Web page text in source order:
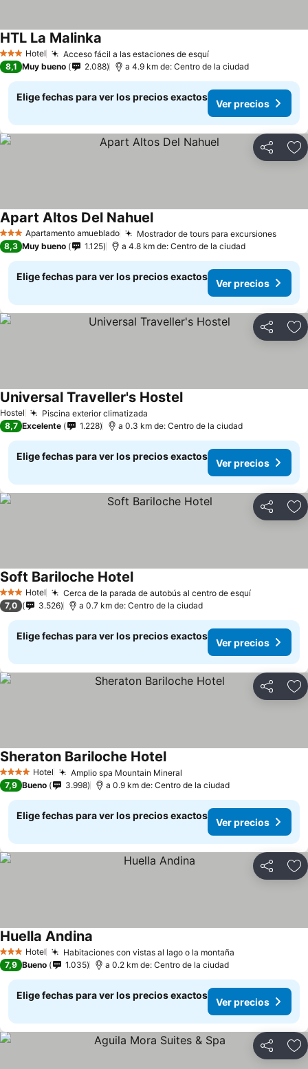
3 Estrellas
Hotel Acceso fácil a las estaciones de esquíVer precios
HTL La Malinka
8,1 Muy bueno 2.088 a 4.9 km de: Centro de la ciudad
Elige fechas para ver los precios exactos
Ver precios
Compartir
3 EstrellasApartamento amueblado Mostrador de tours para excursionesVer
Apart Altos Del NahuelVer precios
8,3 Muy bueno 1.125 a 4.8 km de: Centro de la ciudad
Elige fechas para ver los precios exactos
Ver precios
Compartir
Hostel Piscina exterior climatizada
Universal Traveller's HostelVer precios
8,7 Excelente 1.228 a 0.3 km de: Centro de la ciudad
Elige fechas para ver los precios exactos
Ver precios
Compartir
3 Estrellas
Hotel Cerca de la parada de autobús al centro de esquíVer
Soft Bariloche HotelVer precios
7,0 3.526 a 0.7 km de: Centro de la ciudad
Elige fechas para ver los precios exactos
Ver precios
Compartir
4 EstrellasHotel Amplio spa Mountain Mineral
Sheraton Bariloche HotelVer precios
7,9 Bueno 3.998 a 0.9 km de: Centro de la ciudad
Elige fechas para ver los precios exactos
Ver precios
Compartir
3 Estrellas
Hotel Habitaciones con vistas al lago o la montaña
Huella Andina
7,9 Bueno 1.035 a 0.2 km de: Centro de la ciudad
Elige fechas para ver los precios exactos
Ver precios
Compartir